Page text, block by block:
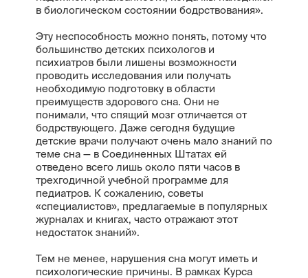
в биологическом состоянии бодрствования».
Эту неспособность можно понять, потому что
большинство детских психологов и
психиатров были лишены возможности
проводить исследования или получать
необходимую подготовку в области
преимуществ здорового сна. Они не
понимали, что спящий мозг отличается от
бодрствующего. Даже сегодня будущие
детские врачи получают очень мало знаний по
теме сна — в Соединенных Штатах ей
отведено всего лишь около пяти часов в
трехгодичной учебной программе для
педиатров. К сожалению, советы
«специалистов», предлагаемые в популярных
журналах и книгах, часто отражают этот
недостаток знаний».
Тем не менее, нарушения сна могут иметь и
психологические причины. В рамках Курса